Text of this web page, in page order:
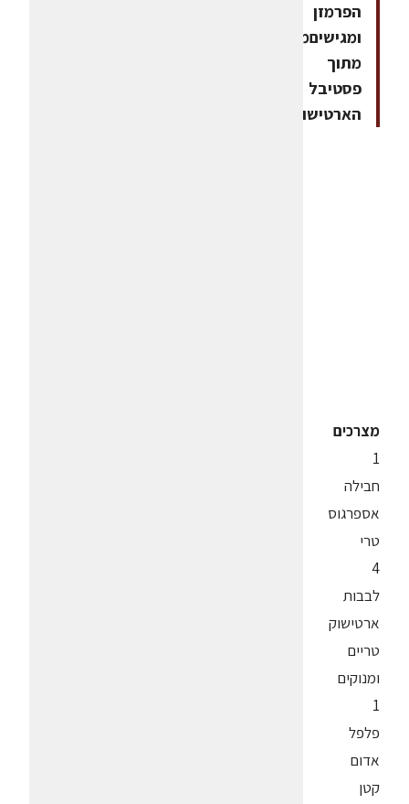
הפרמזן
ומגישיםמתכון
מתוך
פסטיבל
הארטישוק
מצרכים
1
חבילה
אספרגוס
טרי
4
לבבות
ארטישוק
טריים
ומנוקים
1
פלפל
אדום
קטן